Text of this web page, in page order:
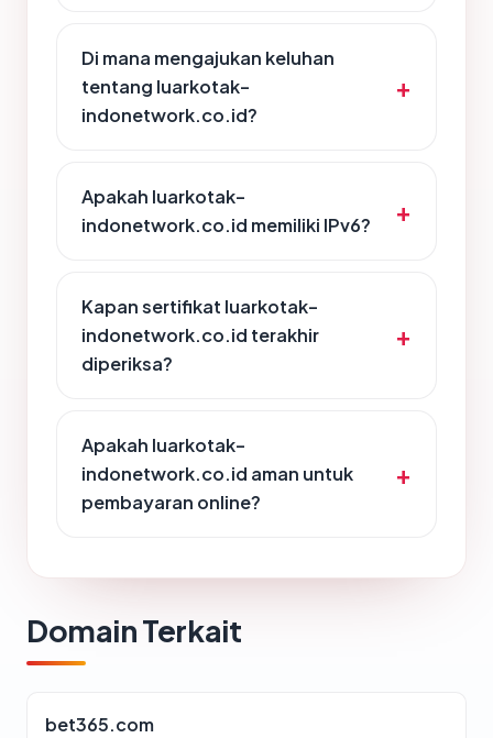
Di mana mengajukan keluhan
tentang luarkotak-
indonetwork.co.id?
Apakah luarkotak-
indonetwork.co.id memiliki IPv6?
Kapan sertifikat luarkotak-
indonetwork.co.id terakhir
diperiksa?
Apakah luarkotak-
indonetwork.co.id aman untuk
pembayaran online?
Domain Terkait
bet365.com